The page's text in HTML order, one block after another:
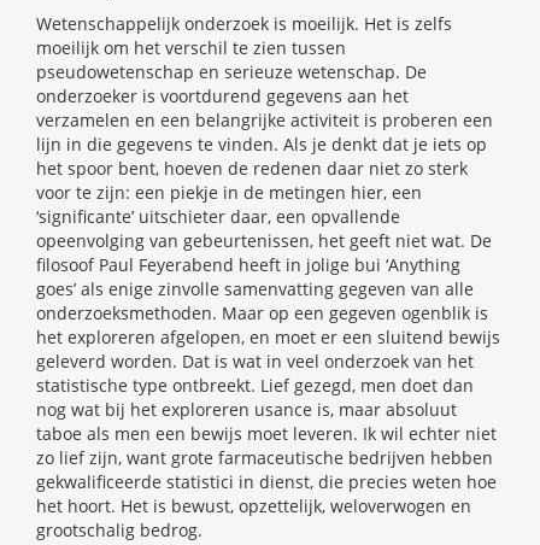
Wetenschappelijk onderzoek is moeilijk. Het is zelfs
moeilijk om het verschil te zien tussen
pseudowetenschap en serieuze wetenschap. De
onderzoeker is voortdurend gegevens aan het
verzamelen en een belangrijke activiteit is proberen een
lijn in die gegevens te vinden. Als je denkt dat je iets op
het spoor bent, hoeven de redenen daar niet zo sterk
voor te zijn: een piekje in de metingen hier, een
‘significante’ uitschieter daar, een opvallende
opeenvolging van gebeurtenissen, het geeft niet wat. De
filosoof Paul Feyerabend heeft in jolige bui ‘Anything
goes’ als enige zinvolle samenvatting gegeven van alle
onderzoeksmethoden. Maar op een gegeven ogenblik is
het exploreren afgelopen, en moet er een sluitend bewijs
geleverd worden. Dat is wat in veel onderzoek van het
statistische type ontbreekt. Lief gezegd, men doet dan
nog wat bij het exploreren usance is, maar absoluut
taboe als men een bewijs moet leveren. Ik wil echter niet
zo lief zijn, want grote farmaceutische bedrijven hebben
gekwalificeerde statistici in dienst, die precies weten hoe
het hoort. Het is bewust, opzettelijk, weloverwogen en
grootschalig bedrog.